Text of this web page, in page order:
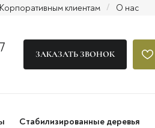
клиентам / О нас
ЗАКАЗАТЬ ЗВОНОК
Стабилизированные деревья